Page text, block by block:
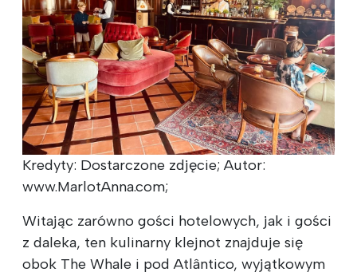
Kredyty: Dostarczone zdjęcie; Autor:
www.MarlotAnna.com;
Witając zarówno gości hotelowych, jak i gości
z daleka, ten kulinarny klejnot znajduje się
obok The Whale i pod Atlântico, wyjątkowym